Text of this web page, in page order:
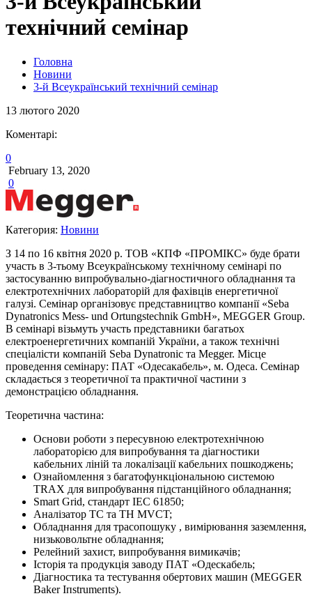
технічний семінар
Головна
Новини
3-й Всеукраїнський технічний семінар
13 лютого 2020
Коментарі:
0
February 13, 2020
0
Категория: Новини
З 14 по 16 квітня 2020 р. ТОВ «КПФ «ПРОМІКС» буде брати
участь в 3-тьому Всеукраїнському технічному семінарі по
застосуванню випробувально-діагностичного обладнання та
електротехнічних лабораторій для фахівців енергетичної
галузі. Семінар організовує представництво компанії «Seba
Dynatronics Mess- und Ortungstechnik GmbH», MEGGER Group.
В семінарі візьмуть участь представники багатьох
електроенергетичних компаній України, а також технічні
спеціалісти компаній Seba Dynatronic та Megger. Місце
проведення семінару: ПАТ «Одесакабель», м. Одеса. Семінар
складається з теоретичної та практичної частини з
демонстрацією обладнання.
Теоретична частина:
Основи роботи з пересувною електротехнічною
лабораторією для випробування та діагностики
кабельних ліній та локалізації кабельних пошкоджень;
Ознайомлення з багатофункціональною системою
ТRАХ для випробування підстанційного обладнання;
Smart Grid, стандарт ІЕС 61850;
Аналізатор ТС та ТН MVCT;
Обладнання для трасопошуку , вимірювання заземлення,
низьковольтне обладнання;
Релейний захист, випробування вимикачів;
Історія та продукція заводу ПАТ «Одескабель;
Діагностика та тестування обертових машин (MEGGER
Baker Іпstrumeпts).